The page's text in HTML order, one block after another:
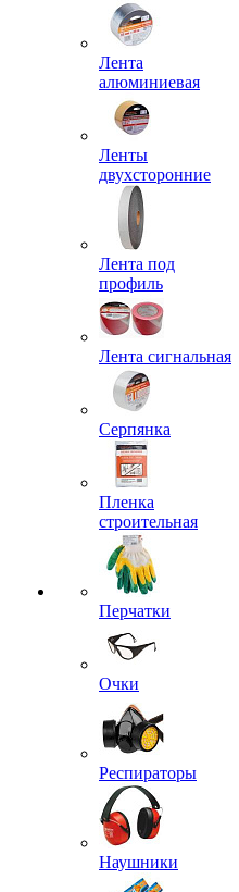
Лента
алюминиевая
Ленты
двухсторонние
Лента под
профиль
Лента сигнальная
Серпянка
Пленка
строительная
Перчатки
Очки
Респираторы
Наушники